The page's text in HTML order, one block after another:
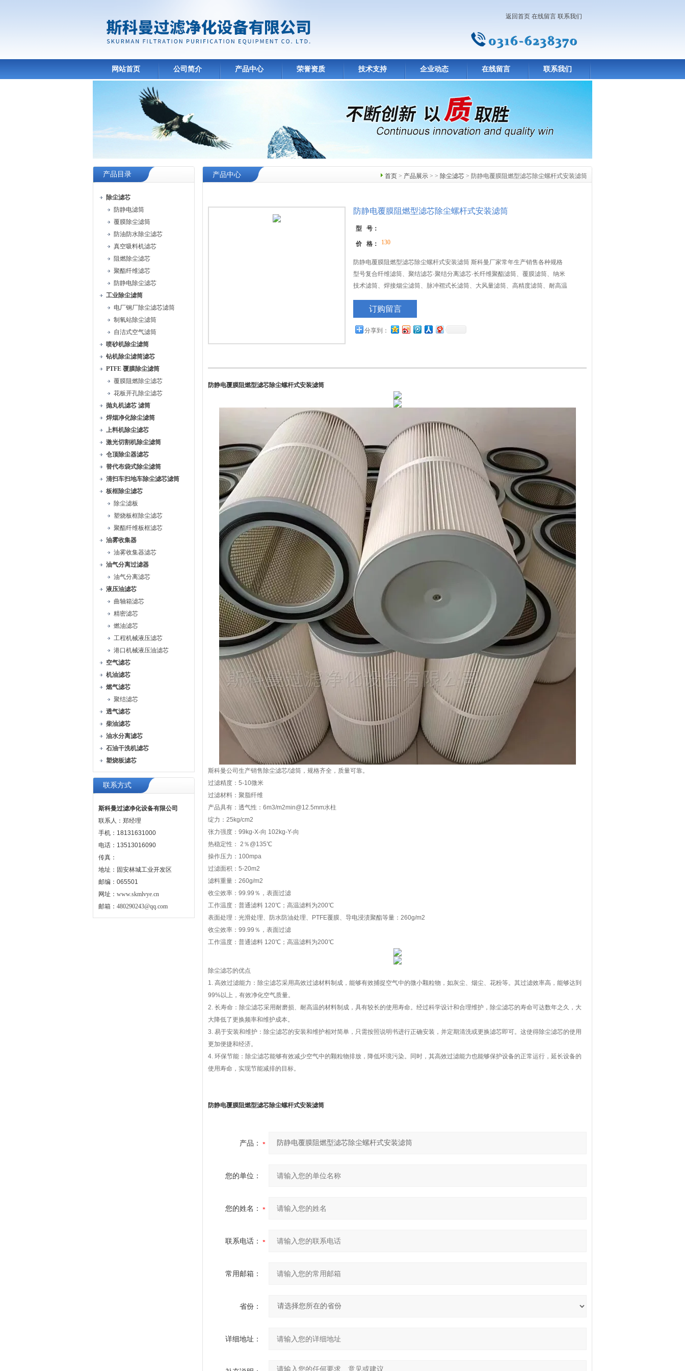
返回首页 在线留言 联系我们
网站首页 公司简介 产品中心 荣誉资质 技术支持 企业动态 在线留言 联系我们
产品目录
除尘滤芯
防静电滤筒
覆膜除尘滤筒
防油防水除尘滤芯
真空吸料机滤芯
阻燃除尘滤芯
聚酯纤维滤芯
防静电除尘滤芯
工业除尘滤筒
电厂钢厂除尘滤芯滤筒
制氧站除尘滤筒
自洁式空气滤筒
喷砂机除尘滤筒
钻机除尘滤筒滤芯
PTFE 覆膜除尘滤筒
覆膜阻燃除尘滤芯
花板开孔除尘滤芯
抛丸机滤芯 滤筒
焊烟净化除尘滤筒
上料机除尘滤芯
激光切割机除尘滤筒
仓顶除尘器滤芯
替代布袋式除尘滤筒
清扫车扫地车除尘滤芯滤筒
板框除尘滤芯
除尘滤板
塑烧板框除尘滤芯
聚酯纤维板框滤芯
油雾收集器
油雾收集器滤芯
油气分离过滤器
油气分离滤芯
液压油滤芯
曲轴箱滤芯
精密滤芯
燃油滤芯
工程机械液压滤芯
港口机械液压油滤芯
空气滤芯
机油滤芯
燃气滤芯
聚结滤芯
透气滤芯
柴油滤芯
油水分离滤芯
石油干洗机滤芯
塑烧板滤芯
联系方式
斯科曼过滤净化设备有限公司
联系人：郑经理
手机：18131631000
电话：13513016090
传真：
地址：固安林城工业开发区
邮编：065501
网址： www.skmlvye.cn
邮箱： 480290243@qq.com
首页 > 产品展示 > > 除尘滤芯 > 防静电覆膜阻燃型滤芯除尘螺杆式安装滤筒
产品中心
防静电覆膜阻燃型滤芯除尘螺杆式安装滤筒
型 号：
价 格： 130
防静电覆膜阻燃型滤芯除尘螺杆式安装滤筒 斯科曼厂家常年生产销售各种规格
型号复合纤维滤筒、聚结滤芯·聚结分离滤芯·长纤维聚酯滤筒、覆膜滤筒、纳米
技术滤筒、焊接烟尘滤筒、脉冲褶式长滤筒、大风量滤筒、高精度滤筒、耐高温
订购留言
分享到：
防静电覆膜阻燃型滤芯除尘螺杆式安装滤筒
斯科曼公司生产销售除尘滤芯/滤筒，规格齐全，质量可靠。
过滤精度：5-10微米
过滤材料：聚脂纤维
产品具有：透气性：6m3/m2min@12.5mm水柱
绽力：25kg/cm2
张力强度：99kg-X-向 102kg-Y-向
热稳定性： 2％@135℃
操作压力：100mpa
过滤面积：5-20m2
滤料重量：260g/m2
收尘效率：99.99％，表面过滤
工作温度：普通滤料 120℃；高温滤料为200℃
表面处理：光滑处理、防水防油处理、PTFE覆膜、导电浸渍聚酯等量：260g/m2
收尘效率：99.99％，表面过滤
工作温度：普通滤料 120℃；高温滤料为200℃
除尘滤芯的优点
1. 高效过滤能力：除尘滤芯采用高效过滤材料制成，能够有效捕捉空气中的微小颗粒物，如灰尘、烟尘、花粉等。其过滤效率高，能够达到
99%以上，有效净化空气质量。
2. 长寿命：除尘滤芯采用耐磨损、耐高温的材料制成，具有较长的使用寿命。经过科学设计和合理维护，除尘滤芯的寿命可达数年之久，大
大降低了更换频率和维护成本。
3. 易于安装和维护：除尘滤芯的安装和维护相对简单，只需按照说明书进行正确安装，并定期清洗或更换滤芯即可。这使得除尘滤芯的使用
更加便捷和经济。
4. 环保节能：除尘滤芯能够有效减少空气中的颗粒物排放，降低环境污染。同时，其高效过滤能力也能够保护设备的正常运行，延长设备的
使用寿命，实现节能减排的目标。
防静电覆膜阻燃型滤芯除尘螺杆式安装滤筒
产品：
您的单位：
您的姓名：
联系电话：
常用邮箱：
省份：
详细地址：